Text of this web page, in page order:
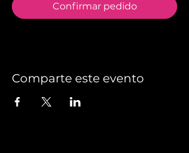
Confirmar pedido
Comparte este evento